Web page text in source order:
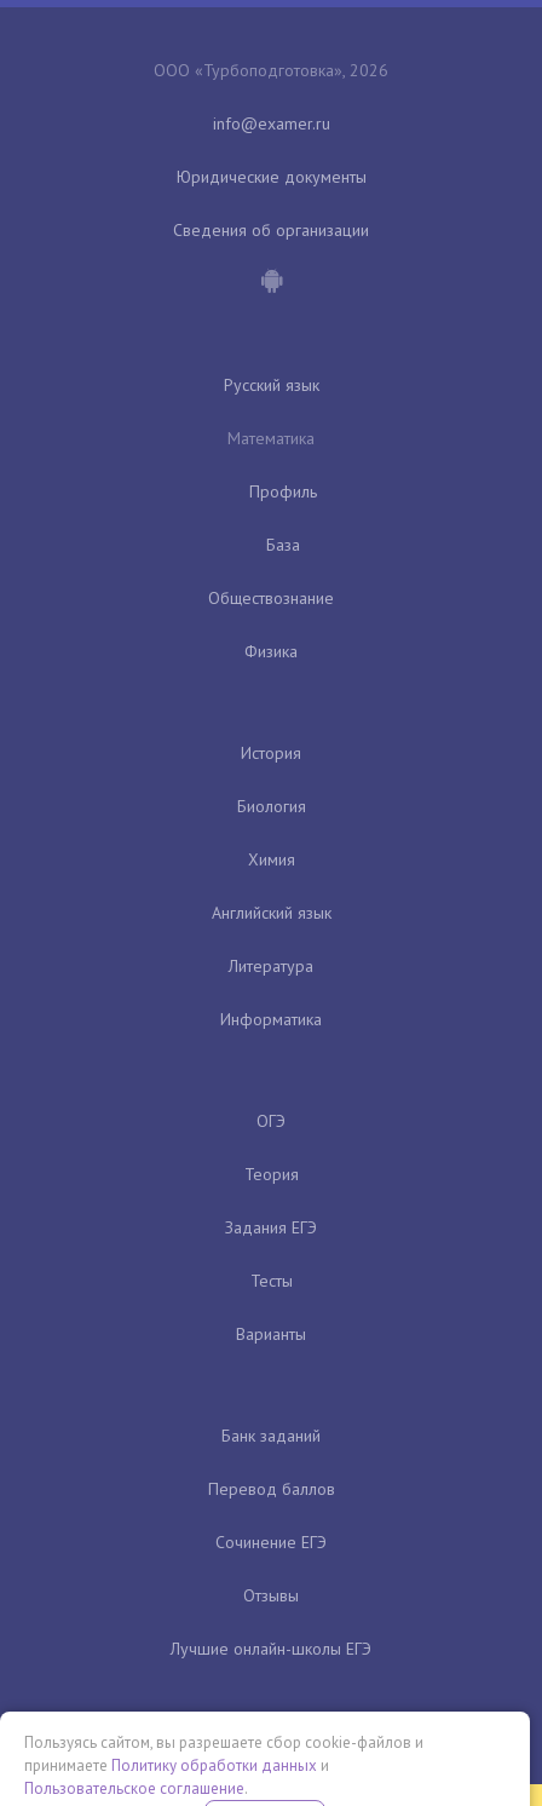
ООО «Турбоподготовка», 2026
Юридические документы
Сведения об организации
Русский язык
Математика
Профиль
База
Обществознание
Физика
История
Биология
Химия
Английский язык
Литература
Информатика
ОГЭ
Теория
Задания ЕГЭ
Тесты
Варианты
Банк заданий
Перевод баллов
Сочинение ЕГЭ
Отзывы
Лучшие онлайн-школы ЕГЭ
Пользуясь сайтом, вы разрешаете сбор cookie-файлов и
принимаете Политику обработки данных и
Пользовательское соглашение.